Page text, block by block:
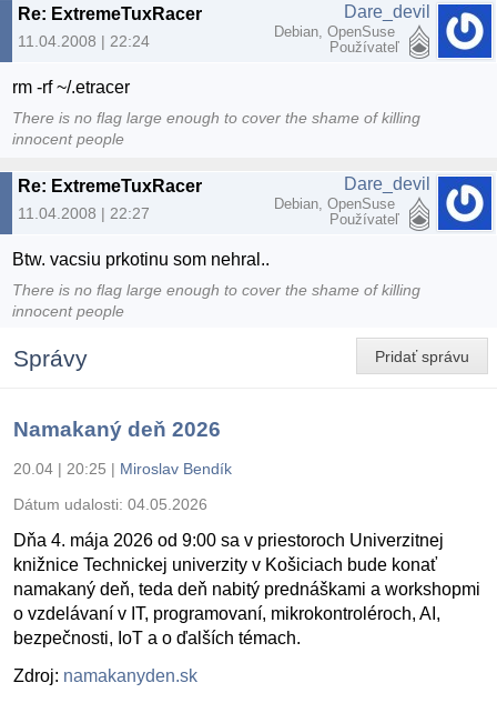
Re: ExtremeTuxRacer
11.04.2008 | 22:24
Dare_devil
Debian, OpenSuse
Používateľ
rm -rf ~/.etracer
There is no flag large enough to cover the shame of killing
innocent people
Re: ExtremeTuxRacer
11.04.2008 | 22:27
Dare_devil
Debian, OpenSuse
Používateľ
Btw. vacsiu prkotinu som nehral..
There is no flag large enough to cover the shame of killing
innocent people
Pridať správu
Správy
Namakaný deň 2026
20.04 | 20:25 | Miroslav Bendík
Dátum udalosti: 04.05.2026
Dňa 4. mája 2026 od 9:00 sa v priestoroch Univerzitnej
knižnice Technickej univerzity v Košiciach bude konať
namakaný deň, teda deň nabitý prednáškami a workshopmi
o vzdelávaní v IT, programovaní, mikrokontroléroch, AI,
bezpečnosti, IoT a o ďalších témach.
Zdroj: namakanyden.sk